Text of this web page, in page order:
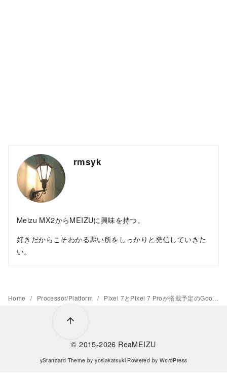
rmsyk
Meizu MX2からMEIZUに興味を持つ。
好きだからこそわかる悪い所をしっかりと発信していきた
い。
Home Processor/Platform Pixel 7とPixel 7 Proが搭載予定のGoogle Tensor 2のCPUの予想仕様が判明、Cortex-X2採用もCortex-A55を継続採用
© 2015-2026 ReaMEIZU
yStandard Theme byyosiakatsuki Powered by WordPress